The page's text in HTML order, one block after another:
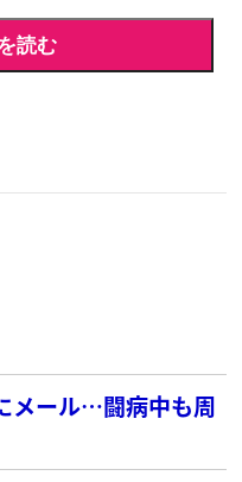
読む
メール…闘病中も周